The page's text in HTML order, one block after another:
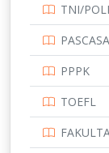
TNI/
PPPK
TOEFL